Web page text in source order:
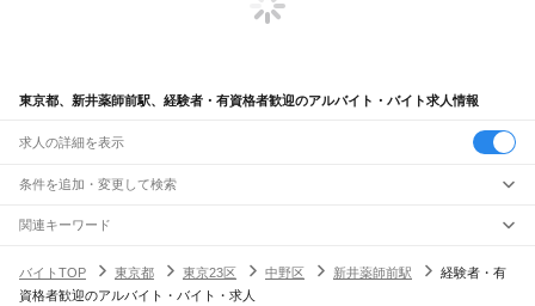
東京都、新井薬師前駅、経験者・有資格者歓迎のアルバイト・バイト求人情報
求人の詳細を表示
条件を追加・変更して検索
市区町村を追加・変更
東京都すべて
東京23区すべて
駅を追加・変更
関連キーワード
バイトTOP
東京都 東京23区 中野区 新井薬師前駅
経験者・有
資格者歓迎のアルバイト・バイト・求人